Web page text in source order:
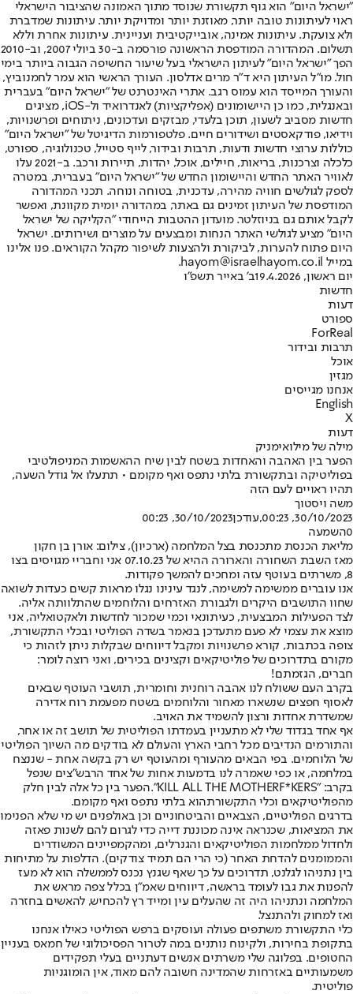
"ישראל היום" הוא גוף תקשורת שנוסד מתוך האמונה שהציבור הישראלי
ראוי לעיתונות טובה יותר, מאוזנת יותר ומדויקת יותר. עיתונות שמדברת
ולא צועקת. עיתונות אמינה, אובייקטיבית ועניינית. עיתונות אחרת וללא
תשלום. המהדורה המודפסת הראשונה פורסמה ב-30 ביולי 2007, וב-2010
הפך "ישראל היום" לעיתון הישראלי בעל שיעור החשיפה הגבוה ביותר בימי
חול. מו"ל העיתון היא ד"ר מרים אדלסון. העורך הראשי הוא עמר לחמנוביץ,
והעורך המייסד הוא עמוס רגב. אתרי האינטרנט של "ישראל היום" בעברית
ובאנגלית, כמו כן היישומונים (אפליקציות) לאנדרואיד ול-iOS, מציגים
חדשות מסביב לשעון, תוכן בלעדי, מבזקים ועדכונים, ניתוחים ופרשנויות,
וידיאו, פודקאסטים ושידורים חיים. פלטפורמות הדיגיטל של "ישראל היום"
כוללות ערוצי חדשות ודעות, תרבות ובידור, לייף סטייל, טכנולוגיה, ספורט,
כלכלה וצרכנות, בריאות, חיילים, אוכל, יהדות, תיירות ורכב. ב-2021 עלו
לאוויר האתר החדש והיישומון החדש של "ישראל היום" בעברית, במטרה
לספק לגולשים חוויה מהירה, עדכנית, בטוחה ונוחה. תכני המהדורה
המודפסת של העיתון זמינים גם באתר, במהדורה יומית מקוונת, ואפשר
לקבל אותם גם בניוזלטר. מועדון ההטבות הייחודי "הקליקה של ישראל
היום" מציע לגולשי האתר הנחות ומבצעים על מוצרים ושירותים. ישראל
היום פתוח להערות, לביקורת ולהצעות לשיפור מקהל הקוראים. פנו אלינו
במייל hayom@israelhayom.co.il.
יום ראשון, 19.4.2026
ב' באייר תשפ"ו
חדשות
דעות
ספורט
ForReal
תרבות ובידור
אוכל
מגזין
אנחנו מגייסים
English
X
דעות
מילה של מילואימניק
הפער בין האהבה והאחדות בשטח לבין שיח ההאשמות המניפולטיבי
בפוליטיקה ובתקשורת בלתי נתפס ואף מקומם • תתעלו אל גודל השעה,
תהיו ראויים לעם הזה
משה ויסטוך
30/10/2023, 00:23
,עודכן30/10/2023, 00:23
0השמעה
מליאת הכנסת מתכנסת בצל המלחמה (ארכיון), צילום: אורן בן חקון
מאז השבת השחורה והארורה ההיא של 07.10.23 אני וחבריי מגויסים בצו
8, משרתים בעוטף עזה ומחכים להמשך פקודות.
אנו עוברים ממשימה למשימה, לנגד עינינו נגלו מראות קשים כעדות לשואה
שחוו התושבים היקרים ולגבורת האזרחים והלוחמים שהתלוותה אליה.
לצד הפעילות המבצעית, כעיתונאי וכמי שמכור לחדשות ולאקטואליה, אני
מוצא את עצמי לא פעם מתעדכן בנאמר בשדה הפוליטי ובכלי התקשורת,
צופה בכתבות, קורא פרשנויות ומקבל דיווחים שבקלות ניתן לזהות כי
מקורם בתדרוכים של פוליטיקאים וקצינים בכירים, ואני רוצה לומר:
חברים, הגזמתם!
בקרב העם ששולח לנו אהבה רוחנית וחומרית, תושבי העוטף שבאים
לאסוף חפצים שנשארו מאחור והלוחמים בשטח מפעמת רוח אדירה
שמשדרת אחדות ורצון להשמיד את האויב.
אף אחד בגדוד שלי לא מתעניין בעמדתו הפוליטית של תושב זה או אחר,
והתורמים הנדיבים מכל רחבי הארץ והעולם לא בודקים מה השיוך הפוליטי
של הלוחמים. בפי הבאים מהעורף ומהעוטף יש רק בקשה אחת - שננצח
במלחמה, או כפי שאמרה לנו בדמעות אחות של אחד הרבש"צים שנפל
בקרב: "KILL ALL THE MOTHERF*KERS".
הפער בין כל אלה לבין חלק
מהפוליטיקאים וכלי התקשורתהוא בלתי נתפס ואף מקומם.
בדרגים הפוליטיים, הצבאיים והביטחוניים וכן באולפנים יש מי שלא הפנימו
את המציאות, שכנראה אינה מכוננת דייה כדי לגרום להם לשנות פאזה
ולחדול ממלחמות הפוליטיקאים והגנרלים, ומהקמפיינים המשודרים
והממומנים להדחת האחר (כי הרי הם תמיד צודקים). הדלפות על מתיחות
בין נתניהו לגלנט, תדרוכים על כך שאף שגנץ נכנס לממשלה הוא לא מעז
להפנות את גבו לעומד בראשה, דיווחים שאמ"ן בכלל צפה מראש את
המלחמה ונתניהו היה זה שהעלים עין ומייד רץ להכחיש, להאשים בחזרה
ואז למחוק ולהתנצל.
כלי התקשורת משתפים פעולה ועוסקים ברפש הפוליטי כאילו אנחנו
בתקופת בחירות, ולקינוח נותנים במה לטרור הפסיכולוגי של חמאס בעניין
החטופים. בפלוגה שלי משרתים אנשים דעתניים בעלי תפקידים
משמעותיים באזרחות שהמדינה חשובה להם מאוד, אין הומוגניות
פוליטית.